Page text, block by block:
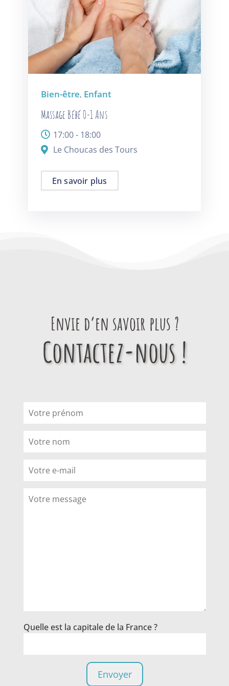
Bien-être, Enfant
Massage Bébé 0-1 Ans
17:00 - 18:00
Le Choucas des Tours
En savoir plus
Envie d’en savoir plus ?
Contactez-nous !
Quelle est la capitale de la France ?